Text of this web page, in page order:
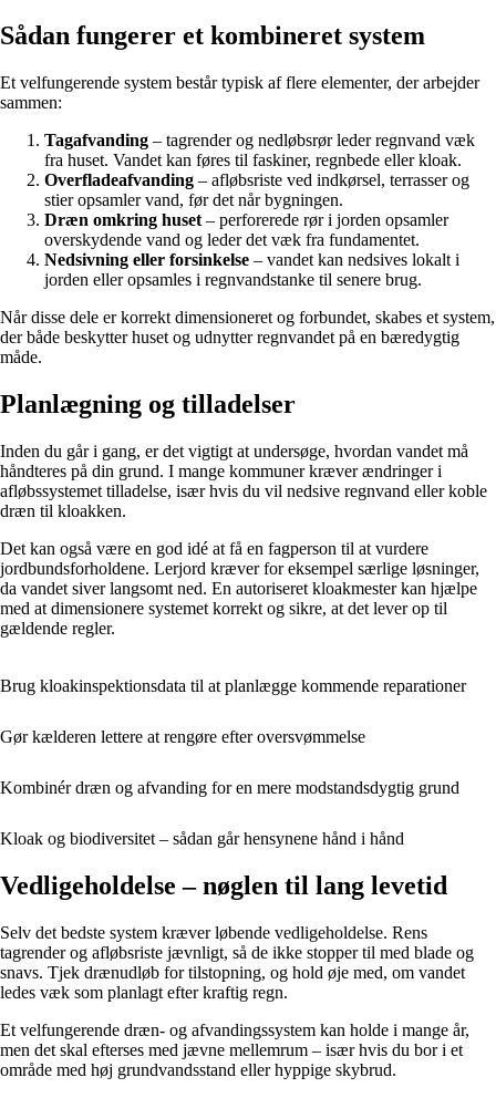
Sådan fungerer et kombineret system
Et velfungerende system består typisk af flere elementer, der arbejder
sammen:
Tagafvanding – tagrender og nedløbsrør leder regnvand væk
fra huset. Vandet kan føres til faskiner, regnbede eller kloak.
Overfladeafvanding – afløbsriste ved indkørsel, terrasser og
stier opsamler vand, før det når bygningen.
Dræn omkring huset – perforerede rør i jorden opsamler
overskydende vand og leder det væk fra fundamentet.
Nedsivning eller forsinkelse – vandet kan nedsives lokalt i
jorden eller opsamles i regnvandstanke til senere brug.
Når disse dele er korrekt dimensioneret og forbundet, skabes et system,
der både beskytter huset og udnytter regnvandet på en bæredygtig
måde.
Planlægning og tilladelser
Inden du går i gang, er det vigtigt at undersøge, hvordan vandet må
håndteres på din grund. I mange kommuner kræver ændringer i
afløbssystemet tilladelse, især hvis du vil nedsive regnvand eller koble
dræn til kloakken.
Det kan også være en god idé at få en fagperson til at vurdere
jordbundsforholdene. Lerjord kræver for eksempel særlige løsninger,
da vandet siver langsomt ned. En autoriseret kloakmester kan hjælpe
med at dimensionere systemet korrekt og sikre, at det lever op til
gældende regler.
Brug kloakinspektionsdata til at planlægge kommende reparationer
Gør kælderen lettere at rengøre efter oversvømmelse
Kombinér dræn og afvanding for en mere modstandsdygtig grund
Kloak og biodiversitet – sådan går hensynene hånd i hånd
Vedligeholdelse – nøglen til lang levetid
Selv det bedste system kræver løbende vedligeholdelse. Rens
tagrender og afløbsriste jævnligt, så de ikke stopper til med blade og
snavs. Tjek drænudløb for tilstopning, og hold øje med, om vandet
ledes væk som planlagt efter kraftig regn.
Et velfungerende dræn- og afvandingssystem kan holde i mange år,
men det skal efterses med jævne mellemrum – især hvis du bor i et
område med høj grundvandsstand eller hyppige skybrud.